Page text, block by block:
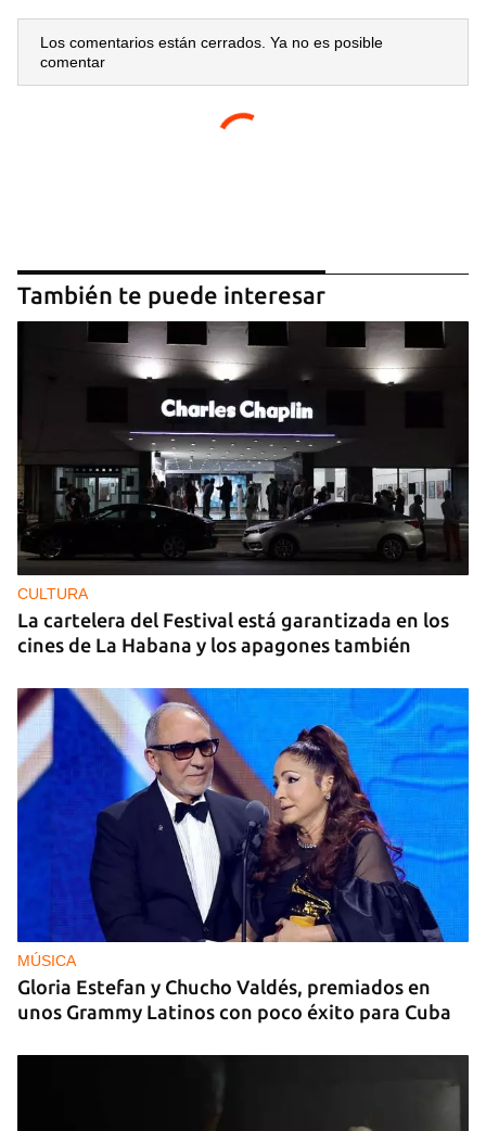
Los comentarios están cerrados. Ya no es posible
comentar
También te puede interesar
CULTURA
La cartelera del Festival está garantizada en los
cines de La Habana y los apagones también
MÚSICA
Gloria Estefan y Chucho Valdés, premiados en
unos Grammy Latinos con poco éxito para Cuba